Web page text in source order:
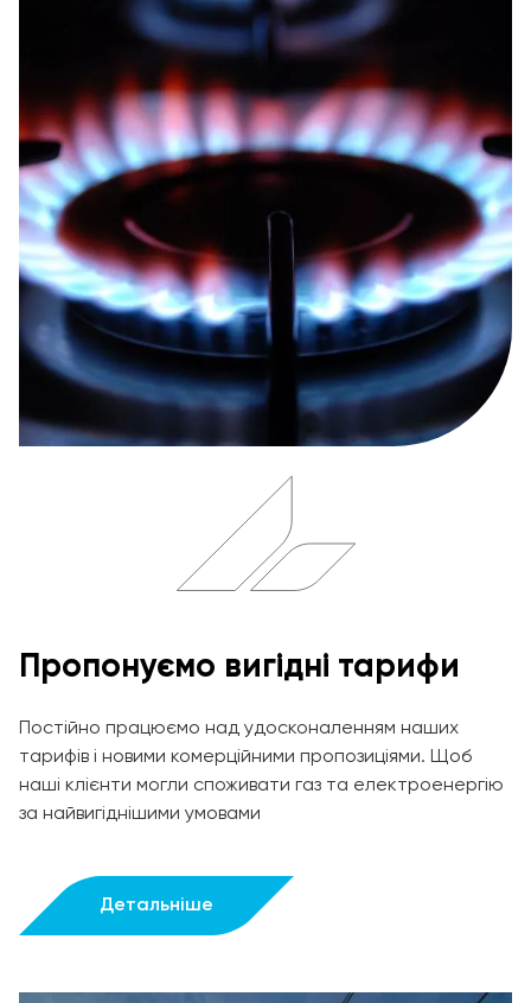
Пропонуємо вигідні тарифи
Постійно працюємо над удосконаленням наших
тарифів і новими комерційними пропозиціями. Щоб
наші клієнти могли споживати газ та електроенергію
за найвигіднішими умовами
Детальніше